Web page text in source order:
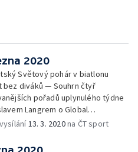
2020
Světový pohár v biatlonu
bez diváků — Souhrn čtyř
pořadů uplynulého týdne
Langrem o Global
Tour v parkurovém skákání
13. 3. 2020na ČT sport